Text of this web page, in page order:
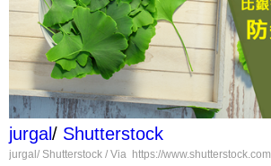
jurgal/ Shutterstock
jurgal/ Shutterstock / Via https://www.shutterstock.com